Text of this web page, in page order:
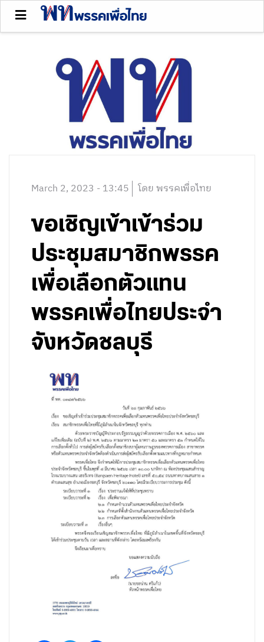
March 2, 2023 - 13:45 โดย พรรคเพื่อไทย
ขอเชิญเข้าเข้าร่วม
ประชุมสมาชิกพรรค
เพื่อเลือกตัวแทน
พรรคเพื่อไทยประจำ
จังหวัดชลบุรี